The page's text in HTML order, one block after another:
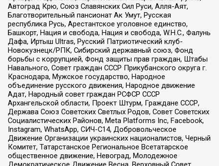
Автоград Крю, Союз Славянских Сил Руси, Алля-Аят,
Благотворительный пансионат Ак Умут, Русская
республика Русь, Арестантское уголовное единство,
Башкорт, Нация и свобода, Нация и свобода, W.H.С., Фалунь
Дафа, Иртыш Ultras, Русский Патриотический клуб-
Новокузнецк/РПК, Сибирский державный союз, Фонд
борьбы с коррупцией, Фонд защиты прав граждан, Штабы
Навального, Совет граждан СССР Прикубанского округа г.
Краснодара, Мужское государство, Народное
объединение русского движения, Народное движение
Адат, Народный совет граждан РСФСР СССР
Архангельской области, Проект Штурм, Граждане СССР,
Держава Союз Советских Светлых Родов, Совет Советских
Социалистических Районов, Meta Platforms Inc, Facebook,
Instagram, WhatsApp, СИЧ-С14, Добровольческое
Движение Организации украинских националистов, Черный
Комитет, Татарстанское Региональное Всетатарское
общественное движение, Невоград, Молодежное